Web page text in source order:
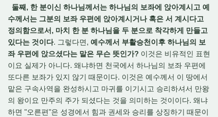
둘째, 한 분이신 하나님께서는 하나님의 보좌에 앉아계시고 예
수께서는 그분의 보좌 우편에 앉아계시거나 혹은 서 계시다고
정의함으로서, 마치 한 분 하나님을 두 분으로 착각하게 만들고
있다는 것이다. 그렇다면, 예수께서 부활승천이후 하나님의 보
좌 우편에 앉으셨다는 말은 무슨 뜻인가? 이것은 비유적인 표현
이요 실제가 아니다. 왜냐하면 천국에서 하나님의 보좌 우편에
또다른 보좌가 있지 않기 때문이다. 이것은 예수께서 이 땅에서
맡은 구속사역을 완성하시고 마귀를 이기시고 승리하셔서 만왕
의 왕이요 만주의 주가 되셨다는 것을 의미하는 것이이다. 왜냐
하면 "오른편"은 성경에서 힘과 권세와 승리를 상징하기 때문이